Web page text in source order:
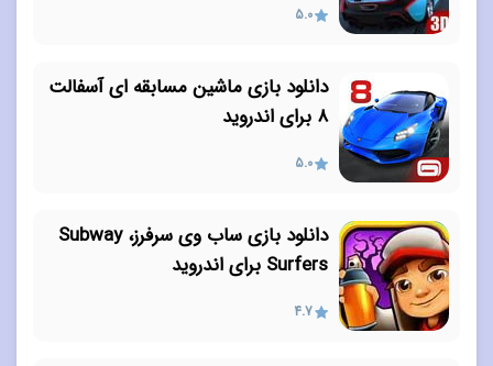
5.0
دانلود بازی ماشین مسابقه ای آسفالت
۸ برای اندروید
5.0
دانلود بازی ساب وی سرفرز، Subway
Surfers برای اندروید
4.7